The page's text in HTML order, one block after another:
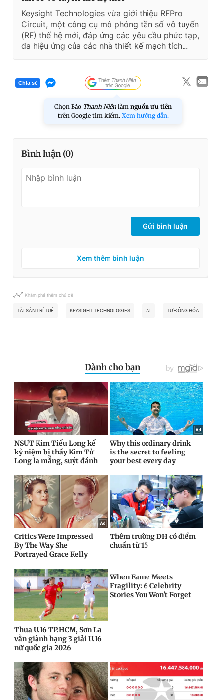
Keysight Technologies vừa giới thiệu RFPro
Circuit, một công cụ mô phỏng tần số vô tuyến
(RF) thế hệ mới, đáp ứng các yêu cầu phức tạp,
đa hiệu ứng của các nhà thiết kế mạch tích...
Chia sẻ
Chọn Báo Thanh Niên làm nguồn ưu tiên
trên Google tìm kiếm. Xem hướng dẫn.
Bình luận (0)
Gửi bình luận
Xem thêm bình luận
Khám phá thêm chủ đề
TÀI SẢN TRÍ TUỆ KEYSIGHT TECHNOLOGIES AI TỰ ĐỘNG HÓA